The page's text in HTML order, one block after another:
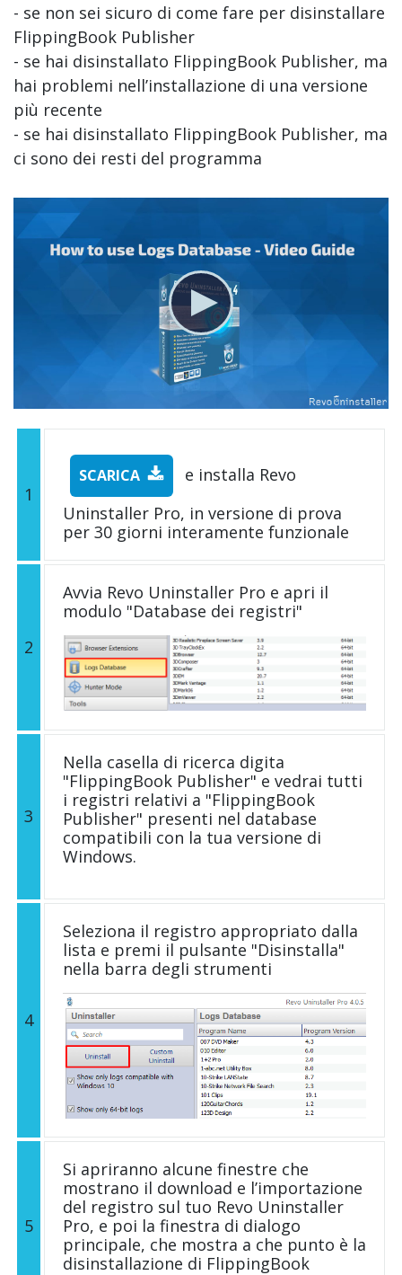
- se non sei sicuro di come fare per disinstallare
FlippingBook Publisher
- se hai disinstallato FlippingBook Publisher, ma
hai problemi nell’installazione di una versione
più recente
- se hai disinstallato FlippingBook Publisher, ma
ci sono dei resti del programma
1
SCARICA
e installa Revo
Uninstaller Pro, in versione di prova
per 30 giorni interamente funzionale
2
Avvia Revo Uninstaller Pro e apri il
modulo "Database dei registri"
3
Nella casella di ricerca digita
"FlippingBook Publisher" e vedrai tutti
i registri relativi a "FlippingBook
Publisher" presenti nel database
compatibili con la tua versione di
Windows.
4
Seleziona il registro appropriato dalla
lista e premi il pulsante "Disinstalla"
nella barra degli strumenti
5
Si apriranno alcune finestre che
mostrano il download e l’importazione
del registro sul tuo Revo Uninstaller
Pro, e poi la finestra di dialogo
principale, che mostra a che punto è la
disinstallazione di FlippingBook